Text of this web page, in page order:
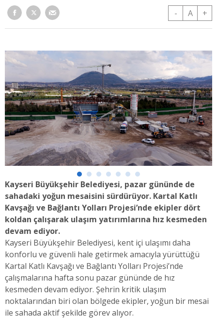
- A +
Kayseri Büyükşehir Belediyesi, pazar gününde de
sahadaki yoğun mesaisini sürdürüyor. Kartal Katlı
Kavşağı ve Bağlantı Yolları Projesi’nde ekipler dört
koldan çalışarak ulaşım yatırımlarına hız kesmeden
devam ediyor.
Kayseri Büyükşehir Belediyesi, kent içi ulaşımı daha
konforlu ve güvenli hale getirmek amacıyla yürüttüğü
Kartal Katlı Kavşağı ve Bağlantı Yolları Projesi’nde
çalışmalarına hafta sonu pazar gününde de hız
kesmeden devam ediyor. Şehrin kritik ulaşım
noktalarından biri olan bölgede ekipler, yoğun bir mesai
ile sahada aktif şekilde görev alıyor.